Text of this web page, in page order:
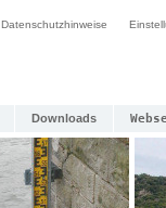
Datenschutzhinweise
Downloads